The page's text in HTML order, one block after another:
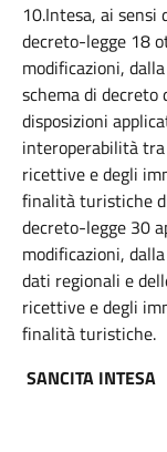
10.Intesa, ai sensi
decreto-legge 18
modificazioni,
schema di
disposizioni
interoperabilità
ricettive e degli
finalità turistiche
decreto-legge 30
modificazioni,
dati regionali e
ricettive e degli
finalità turistiche.
SANCITA INTESA